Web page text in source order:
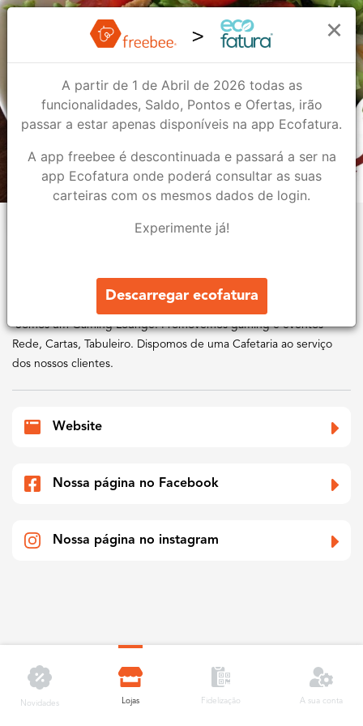
Tiamat Gaming Lounge
Tiamat Gaming Lounge
Bar & Restauração
1 1
Visite o nosso espaço e receba vantagens! Acumule 10% do total
da compra em saldo para utilizar na sua próxima visita.
Somos um Gaming Lounge. Promovemos gaming e eventos -
Rede, Cartas, Tabuleiro. Dispomos de uma Cafetaria ao serviço
dos nossos clientes.
Website
Nossa página no Facebook
Nossa página no instagram
×
A partir de 1 de Abril de 2026 todas as
funcionalidades, Saldo, Pontos e Ofertas, irão
passar a estar apenas disponíveis na app Ecofatura.
A app freebee é descontinuada e passará a ser na
app Ecofatura onde poderá consultar as suas
carteiras com os mesmos dados de login.
Experimente já!
Descarregar ecofatura
Novidades Lojas Fidelização A sua conta